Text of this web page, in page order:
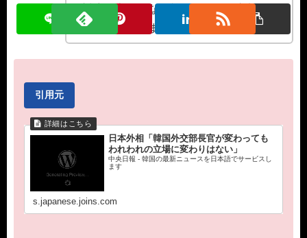
の対応が変わるなら韓国は毎日外交部の人
間変えんとあきまへんで～
引用元
日本外相「韓国外交部長官が変わっても
われわれの立場に変わりはない」
中央日報 - 韓国の最新ニュースを日本語でサービスし
ます
s.japanese.joins.com